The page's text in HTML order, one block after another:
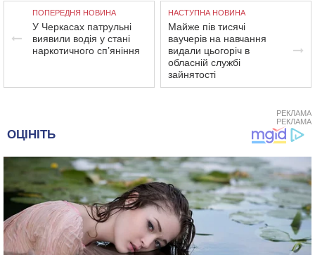
ПОПЕРЕДНЯ НОВИНА
У Черкасах патрульні
виявили водія у стані
наркотичного сп’яніння
НАСТУПНА НОВИНА
Майже пів тисячі
ваучерів на навчання
видали цьогоріч в
обласній службі
зайнятості
РЕКЛАМА
РЕКЛАМА